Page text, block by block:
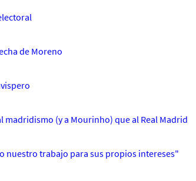
de Moreno
madridismo (y a Mourinho) que al Real Madrid
nuestro trabajo para sus propios intereses"